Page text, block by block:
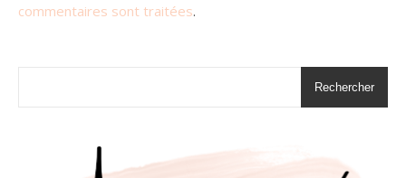
commentaires sont traitées.
Rechercher